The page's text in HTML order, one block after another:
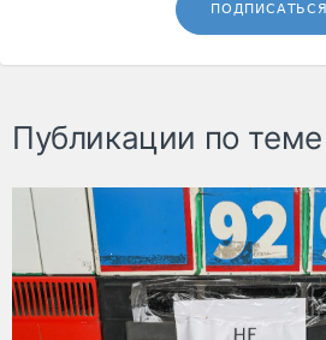
ПОДПИСАТЬСЯ
Публикации по теме